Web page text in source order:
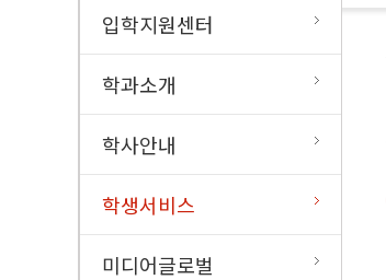
입학지원센터
학과소개
학사안내
학생서비스
미디어글로벌